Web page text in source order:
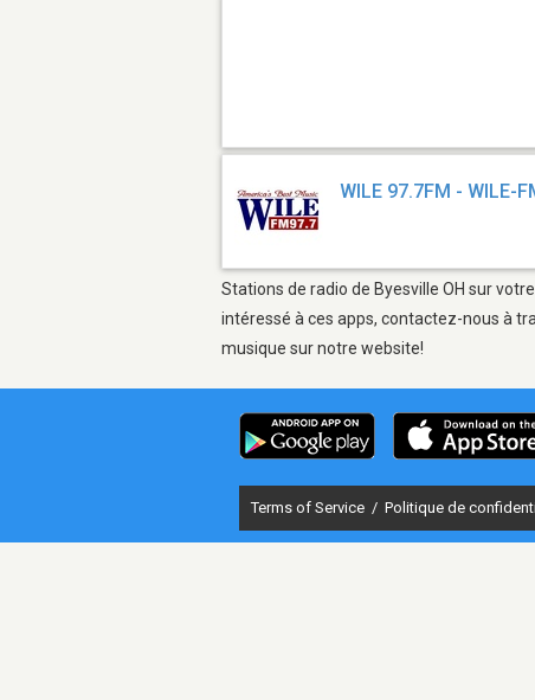
WILE 97.7FM - WILE-
Stations de radio de Byesville OH sur
intéressé à ces apps, contactez-nous à
musique sur notre website!
Terms of Service / Politique de